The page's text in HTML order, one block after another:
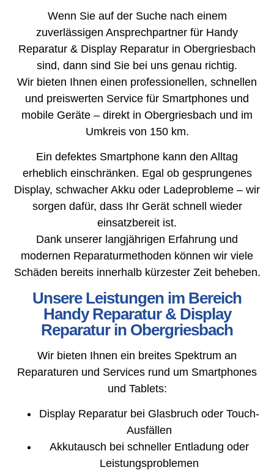
Wenn Sie auf der Suche nach einem
zuverlässigen Ansprechpartner für Handy
Reparatur & Display Reparatur in Obergriesbach
sind, dann sind Sie bei uns genau richtig.
Wir bieten Ihnen einen professionellen, schnellen
und preiswerten Service für Smartphones und
mobile Geräte – direkt in Obergriesbach und im
Umkreis von 150 km.
Ein defektes Smartphone kann den Alltag
erheblich einschränken. Egal ob gesprungenes
Display, schwacher Akku oder Ladeprobleme – wir
sorgen dafür, dass Ihr Gerät schnell wieder
einsatzbereit ist.
Dank unserer langjährigen Erfahrung und
modernen Reparaturmethoden können wir viele
Schäden bereits innerhalb kürzester Zeit beheben.
Unsere Leistungen im Bereich
Handy Reparatur & Display
Reparatur in Obergriesbach
Wir bieten Ihnen ein breites Spektrum an
Reparaturen und Services rund um Smartphones
und Tablets:
Display Reparatur bei Glasbruch oder Touch-
Ausfällen
Akkutausch bei schneller Entladung oder
Leistungsproblemen